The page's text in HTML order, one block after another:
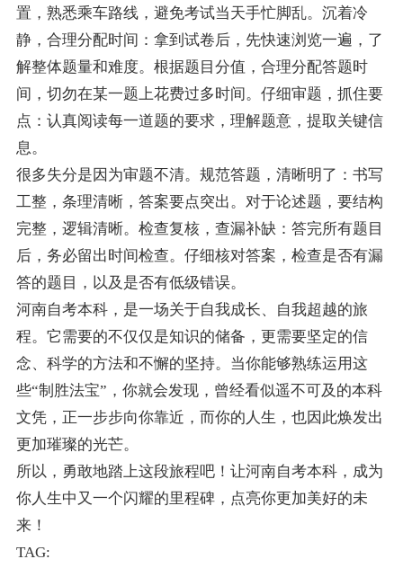
置，熟悉乘车路线，避免考试当天手忙脚乱。沉着冷
静，合理分配时间：拿到试卷后，先快速浏览一遍，了
解整体题量和难度。根据题目分值，合理分配答题时
间，切勿在某一题上花费过多时间。仔细审题，抓住要
点：认真阅读每一道题的要求，理解题意，提取关键信
息。
很多失分是因为审题不清。规范答题，清晰明了：书写
工整，条理清晰，答案要点突出。对于论述题，要结构
完整，逻辑清晰。检查复核，查漏补缺：答完所有题目
后，务必留出时间检查。仔细核对答案，检查是否有漏
答的题目，以及是否有低级错误。
河南自考本科，是一场关于自我成长、自我超越的旅
程。它需要的不仅仅是知识的储备，更需要坚定的信
念、科学的方法和不懈的坚持。当你能够熟练运用这
些“制胜法宝”，你就会发现，曾经看似遥不可及的本科
文凭，正一步步向你靠近，而你的人生，也因此焕发出
更加璀璨的光芒。
所以，勇敢地踏上这段旅程吧！让河南自考本科，成为
你人生中又一个闪耀的里程碑，点亮你更加美好的未
来！
TAG: